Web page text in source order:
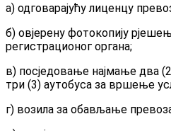
а) одговарајућу лиценцу
б) овјерену фотокопију
регистрационог органа;
в) посједовање најмање два
три (3) аутобуса за вршење
г) возила за обављање